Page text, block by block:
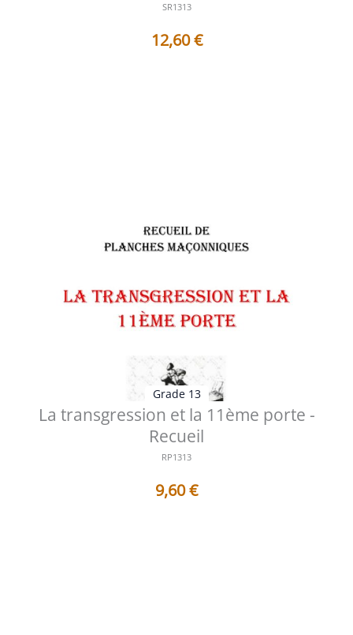
SR1313
12,60€
Grade 13
La transgression et la 11ème porte -
Recueil
RP1313
9,60€